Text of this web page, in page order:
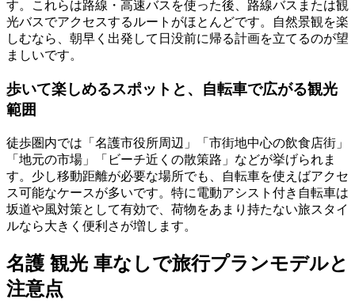
す。これらは路線・高速バスを使った後、路線バスまたは観
光バスでアクセスするルートがほとんどです。自然景観を楽
しむなら、朝早く出発して日没前に帰る計画を立てるのが望
ましいです。
歩いて楽しめるスポットと、自転車で広がる観光
範囲
徒歩圏内では「名護市役所周辺」「市街地中心の飲食店街」
「地元の市場」「ビーチ近くの散策路」などが挙げられま
す。少し移動距離が必要な場所でも、自転車を使えばアクセ
ス可能なケースが多いです。特に電動アシスト付き自転車は
坂道や風対策として有効で、荷物をあまり持たない旅スタイ
ルなら大きく便利さが増します。
名護 観光 車なしで旅行プランモデルと
注意点